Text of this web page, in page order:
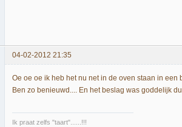
04-02-2012 21:35
Oe oe oe ik heb het nu net in de oven staan in een
Ben zo benieuwd.... En het beslag was goddelijk
Ik praat zelfs "taart"......!!!